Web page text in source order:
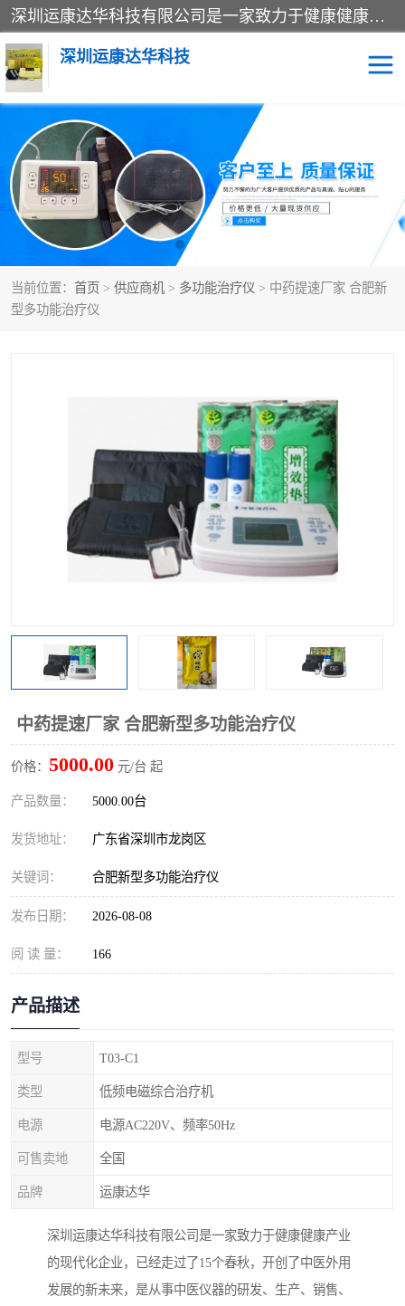
深圳运康达华科技有限公司是一家致力于健康健康产业的现代化企业，已经走过了15个春秋，开创了中医外用发展的新未来，是专业从事中医医疗仪器的研发、生产、销售、服务为一体的子公司，在医疗器械的设计、开发和生产方面率先引进国际先进技术和好的科技人员，先后开发出了场效应治疗仪、多功能治疗仪、颈椎治疗仪、腰椎治疗仪、增效垫等多个系列。
深圳运康达华科技
当前位置： 首页 > 供应商机 > 多功能治疗仪 > 中药提速厂家 合肥新
型多功能治疗仪
中药提速厂家 合肥新型多功能治疗仪
价格： 5000.00 元/台 起
产品数量： 5000.00台
发货地址： 广东省深圳市龙岗区
关键词： 合肥新型多功能治疗仪
发布日期： 2026-08-08
阅 读 量： 166
产品描述
型号 T03-C1
类型 低频电磁综合治疗机
电源 电源AC220V、频率50Hz
可售卖地 全国
品牌 运康达华
深圳运康达华科技有限公司是一家致力于健康健康产业
的现代化企业，已经走过了15个春秋，开创了中医外用
发展的新未来，是从事中医仪器的研发、生产、销售、
多功能治疗仪 中药提速
中低频治疗仪 脉冲治疗仪
**腺治疗仪